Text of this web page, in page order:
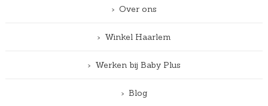
Over ons
Winkel Haarlem
Werken bij Baby Plus
Blog